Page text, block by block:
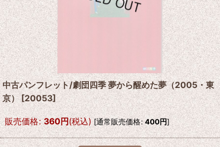
中古パンフレット/劇団四季 夢から醒めた夢（2005・東
京） [20053]
販売価格: 360円(税込) [通常販売価格: 400円]